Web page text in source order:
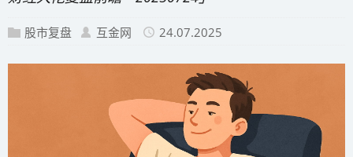
股市复盘 互金网 24.07.2025